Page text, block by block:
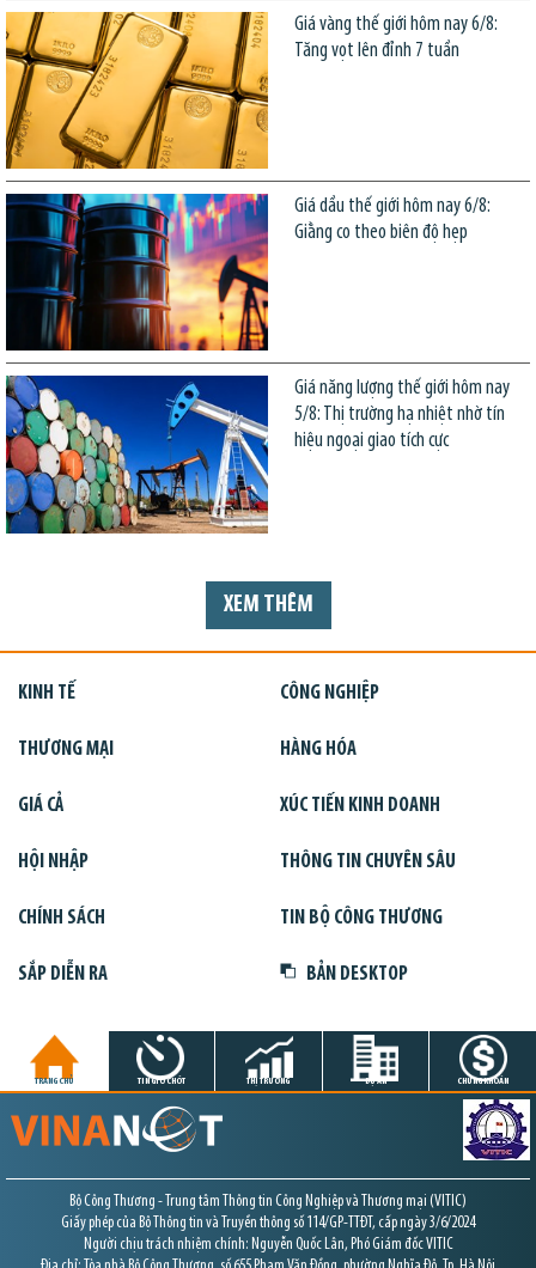
Giá vàng thế giới hôm nay 6/8:
Tăng vọt lên đỉnh 7 tuần
Giá dầu thế giới hôm nay 6/8:
Giằng co theo biên độ hẹp
Giá năng lượng thế giới hôm nay
5/8: Thị trường hạ nhiệt nhờ tín
hiệu ngoại giao tích cực
XEM THÊM
KINH TẾ CÔNG NGHIỆP
THƯƠNG MẠI HÀNG HÓA
GIÁ CẢ XÚC TIẾN KINH DOANH
HỘI NHẬP THÔNG TIN CHUYÊN SÂU
CHÍNH SÁCH TIN BỘ CÔNG THƯƠNG
SẮP DIỄN RA BẢN DESKTOP
TRANG CHỦ TIN GIỜ CHÓT THỊ TRƯỜNG DỰ ÁN CHỨNG KHOÁN
Bộ Công Thương - Trung tâm Thông tin Công Nghiệp và Thương mại (VITIC)
Giấy phép của Bộ Thông tin và Truyền thông số 114/GP-TTĐT, cấp ngày 3/6/2024
Người chịu trách nhiệm chính: Nguyễn Quốc Lân, Phó Giám đốc VITIC